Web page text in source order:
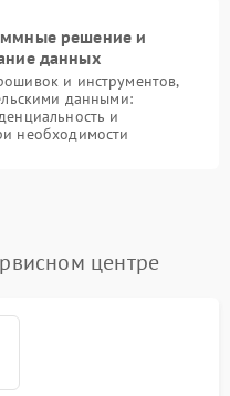
решение и
данных
и инструментов,
данными:
и
необходимости
центре